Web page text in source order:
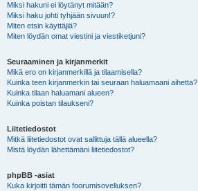
Miksi hakuni ei löytänyt mitään?
Miksi haku johti tyhjään sivuun!?
Miten etsin käyttäjiä?
Miten löydän omat viestini ja viestiketjuni?
Seuraaminen ja kirjanmerkit
Mikä ero on kirjanmerkillä ja tilaamisella?
Kuinka teen kirjanmerkin tai seuraan haluamaani aihetta?
Kuinka tilaan haluamani alueen?
Kuinka poistan tilaukseni?
Liitetiedostot
Mitkä liitetiedostot ovat sallittuja tällä alueella?
Mistä löydän lähettämäni liitetiedostot?
phpBB -asiat
Kuka kirjoitti tämän foorumisovelluksen?